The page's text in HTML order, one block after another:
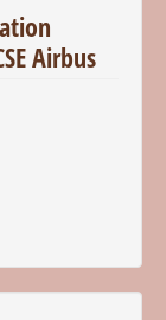
Airbus